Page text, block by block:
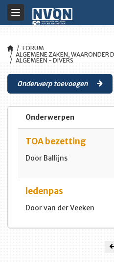
Toggle
navigation
FORUM
ALGEMENE ZAKEN, WAARONDER
ALGEMEEN - DIVERS
Onderwerp toevoegen
Onderwerpen
TOA bezetting
Door Ballijns
ledenpas
Door van der Veeken